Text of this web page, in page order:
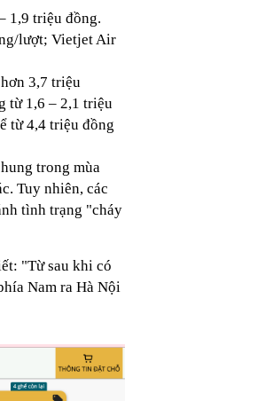
1,9 triệu đồng.
lượt; Vietjet Air
3,7 triệu
từ 1,6 – 2,1 triệu
từ 4,4 triệu đồng
trong mùa
Tuy nhiên, các
tình trạng "cháy
"Từ sau khi có
Nam ra Hà Nội